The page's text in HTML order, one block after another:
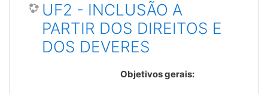
UF2 - INCLUSÃO A
PARTIR DOS DIREITOS E
DOS DEVERES
Objetivos gerais: